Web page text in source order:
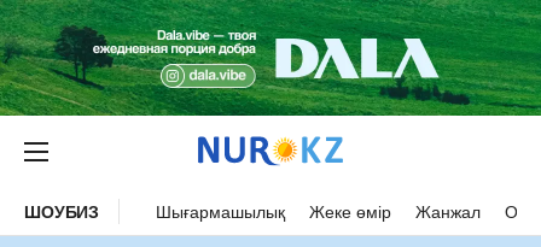
ШОУБИЗ Шығармашылық Жеке өмір Жанжал